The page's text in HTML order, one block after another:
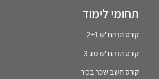
תחומי לימוד
קורס הנהח"ש 2+1
קורס הנהח"ש סוג 3
קורס חשב שכר בכיר